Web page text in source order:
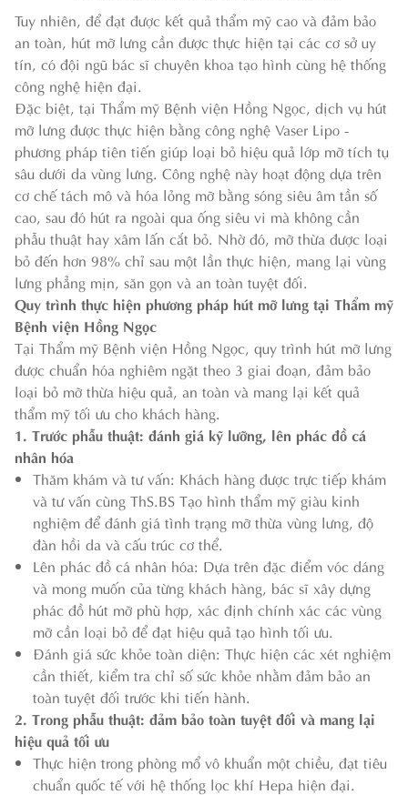
Tuy nhiên, để đạt được kết quả thẩm mỹ cao và đảm bảo
an toàn, hút mỡ lưng cần được thực hiện tại các cơ sở uy
tín, có đội ngũ bác sĩ chuyên khoa tạo hình cùng hệ thống
công nghệ hiện đại.
Đặc biệt, tại Thẩm mỹ Bệnh viện Hồng Ngọc, dịch vụ hút
mỡ lưng được thực hiện bằng công nghệ Vaser Lipo -
phương pháp tiên tiến giúp loại bỏ hiệu quả lớp mỡ tích tụ
sâu dưới da vùng lưng. Công nghệ này hoạt động dựa trên
cơ chế tách mô và hóa lỏng mỡ bằng sóng siêu âm tần số
cao, sau đó hút ra ngoài qua ống siêu vi mà không cần
phẫu thuật hay xâm lấn cắt bỏ. Nhờ đó, mỡ thừa được loại
bỏ đến hơn 98% chỉ sau một lần thực hiện, mang lại vùng
lưng phẳng mịn, săn gọn và an toàn tuyệt đối.
Quy trình thực hiện phương pháp hút mỡ lưng tại Thẩm mỹ
Bệnh viện Hồng Ngọc
Tại Thẩm mỹ Bệnh viện Hồng Ngọc, quy trình hút mỡ lưng
được chuẩn hóa nghiêm ngặt theo 3 giai đoạn, đảm bảo
loại bỏ mỡ thừa hiệu quả, an toàn và mang lại kết quả
thẩm mỹ tối ưu cho khách hàng.
1. Trước phẫu thuật: đánh giá kỹ lưỡng, lên phác đồ cá
nhân hóa
Thăm khám và tư vấn: Khách hàng được trực tiếp khám
và tư vấn cùng ThS.BS Tạo hình thẩm mỹ giàu kinh
nghiệm để đánh giá tình trạng mỡ thừa vùng lưng, độ
đàn hồi da và cấu trúc cơ thể.
Lên phác đồ cá nhân hóa: Dựa trên đặc điểm vóc dáng
và mong muốn của từng khách hàng, bác sĩ xây dựng
phác đồ hút mỡ phù hợp, xác định chính xác các vùng
mỡ cần loại bỏ để đạt hiệu quả tạo hình tối ưu.
Đánh giá sức khỏe toàn diện: Thực hiện các xét nghiệm
cần thiết, kiểm tra chỉ số sức khỏe nhằm đảm bảo an
toàn tuyệt đối trước khi tiến hành.
2. Trong phẫu thuật: đảm bảo toàn tuyệt đối và mang lại
hiệu quả tối ưu
Thực hiện trong phòng mổ vô khuẩn một chiều, đạt tiêu
chuẩn quốc tế với hệ thống lọc khí Hepa hiện đại.